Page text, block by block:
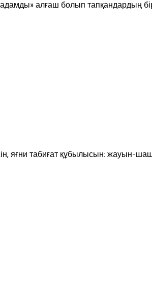
алғаш болып тапқандардың
яғни табиғат құбылысын: жауын-